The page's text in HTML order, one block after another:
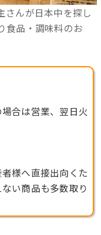
さんが日本中を探し
食品・調味料のお
合は営業、翌日火
様へ直接出向くた
い商品も多数取り